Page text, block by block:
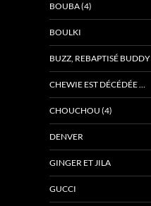
BOUBA (4)
BOULKI
BUZZ, REBAPTISÉ BUDDY
CHEWIE EST DÉCÉDÉE …
CHOUCHOU (4)
DENVER
GINGER ET JILA
GUCCI